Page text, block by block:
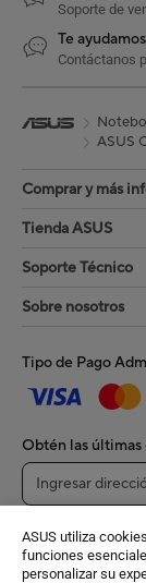
ASUS utiliza
funciones
personalizar su
Soporte de
Te
Contáctanos
ASUS
Comprar y más
Tienda ASUS
Soporte Técnico
Sobre nosotros
Tipo de Pago
Obtén las últimas